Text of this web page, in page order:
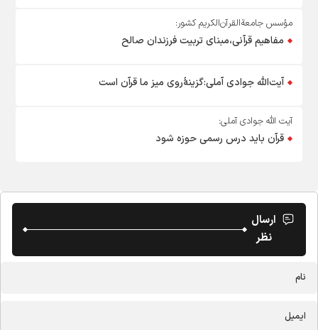
مؤسس جامعة‌القرآن‌الکریم کشور:
مفاهیم قرآنی،مبنای تربیت فرزندان صالح
آیت‌الله جوادی آملی:گزینۀروی میز ما قرآن است
آیت الله جوادی آملی:
قرآن باید درس رسمی حوزه شود
ارسال
نظر